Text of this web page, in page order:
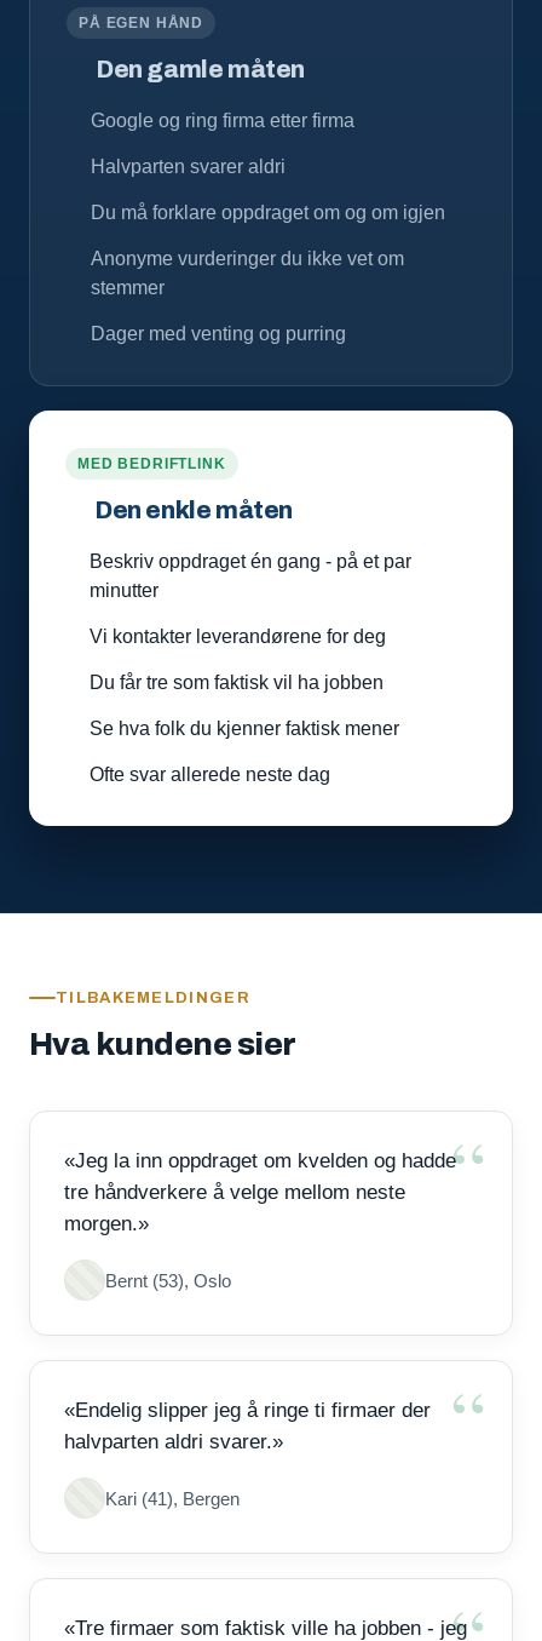
PÅ EGEN HÅND
Den gamle måten
Google og ring firma etter firma
Halvparten svarer aldri
Du må forklare oppdraget om og om igjen
Anonyme vurderinger du ikke vet om
stemmer
Dager med venting og purring
MED BEDRIFTLINK
Den enkle måten
Beskriv oppdraget én gang - på et par
minutter
Vi kontakter leverandørene for deg
Du får tre som faktisk vil ha jobben
Se hva folk du kjenner faktisk mener
Ofte svar allerede neste dag
TILBAKEMELDINGER
Hva kundene sier
«Jeg la inn oppdraget om kvelden og hadde
tre håndverkere å velge mellom neste
morgen.»
Bernt (53), Oslo
«Endelig slipper jeg å ringe ti firmaer der
halvparten aldri svarer.»
Kari (41), Bergen
«Tre firmaer som faktisk ville ha jobben - jeg